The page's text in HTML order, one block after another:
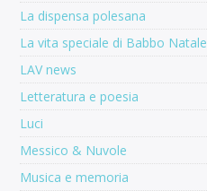
La dispensa polesana
La vita speciale di Babbo Natale
LAV news
Letteratura e poesia
Luci
Messico & Nuvole
Musica e memoria